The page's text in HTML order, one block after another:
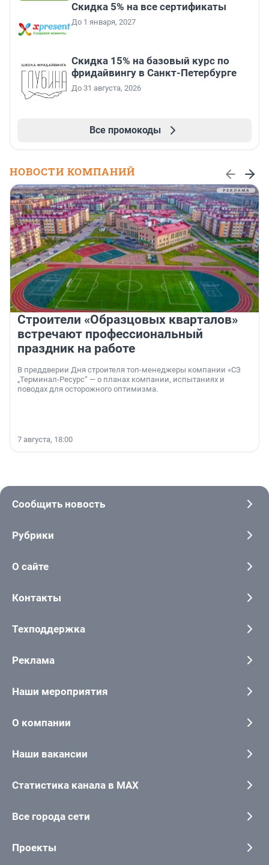
Скидка 5% на все сертификаты
До 1 января, 2027
Скидка 15% на базовый курс по
фридайвингу в Санкт-Петербурге
До 31 августа, 2026
Все промокоды
НОВОСТИ КОМПАНИЙ
Строители «Образцовых кварталов»
встречают профессиональный
праздник на работе
В преддверии Дня строителя топ-менеджеры компании «СЗ
„Терминал-Ресурс“ — о планах компании, испытаниях и
поводах для осторожного оптимизма.
7 августа, 18:00
Сообщить новость
Рубрики
О сайте
Контакты
Техподдержка
Реклама
Наши мероприятия
О компании
Наши вакансии
Статистика канала в MAX
Все города сети
Проекты